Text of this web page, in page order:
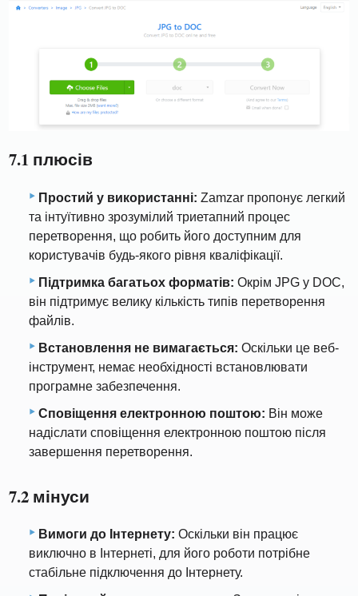
7.1 плюсів
Простий у використанні: Zamzar пропонує легкий
та інтуїтивно зрозумілий триетапний процес
перетворення, що робить його доступним для
користувачів будь-якого рівня кваліфікації.
Підтримка багатьох форматів: Окрім JPG у DOC,
він підтримує велику кількість типів перетворення
файлів.
Встановлення не вимагається: Оскільки це веб-
інструмент, немає необхідності встановлювати
програмне забезпечення.
Сповіщення електронною поштою: Він може
надіслати сповіщення електронною поштою після
завершення перетворення.
7.2 мінуси
Вимоги до Інтернету: Оскільки він працює
виключно в Інтернеті, для його роботи потрібне
стабільне підключення до Інтернету.